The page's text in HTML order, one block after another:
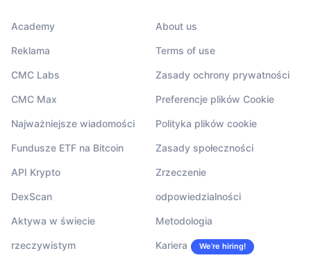
Academy
Reklama
CMC Labs
CMC Max
Najważniejsze wiadomości
Fundusze ETF na Bitcoin
API Krypto
DexScan
Aktywa w świecie
rzeczywistym
About us
Terms of use
Zasady ochrony prywatności
Preferencje plików Cookie
Polityka plików cookie
Zasady społeczności
Zrzeczenie
odpowiedzialności
Metodologia
Kariera We’re hiring!